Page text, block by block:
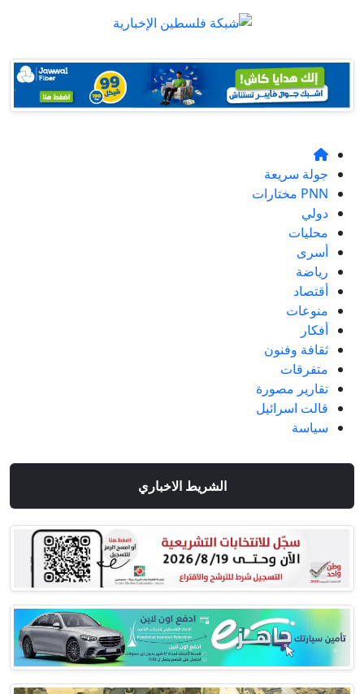
جولة سريعة
PNN مختارات
دولي
محليات
أسرى
رياضة
أقتصاد
منوعات
أفكار
ثقافة وفنون
متفرقات
تقارير مصورة
قالت اسرائيل
سياسة
الشريط الاخباري